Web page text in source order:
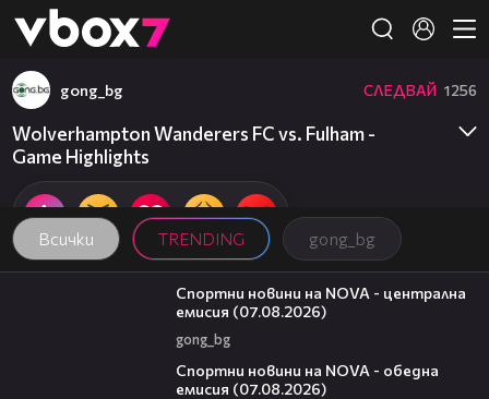
👾
Всички TRENDING gong_bg
gong_bg СЛЕДВАЙ 1256
Wolverhampton Wanderers FC vs. Fulham -
Game Highlights
05:18
Спортни новини на NOVA - централна
емисия (07.08.2026)
gong_bg
Спортни новини на NOVA - обедна
емисия (07.08.2026)